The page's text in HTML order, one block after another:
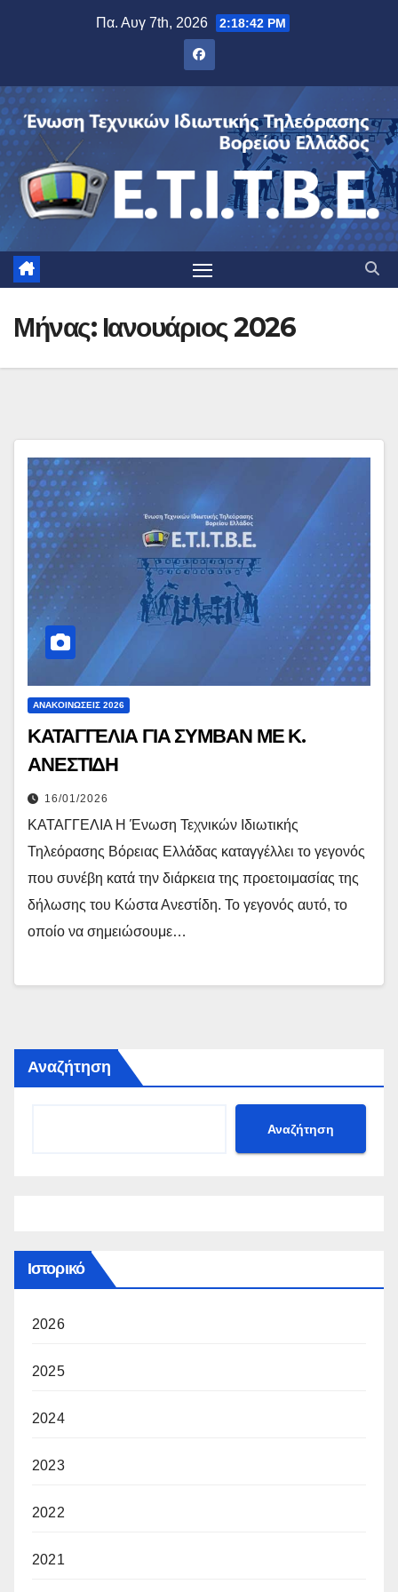
Πα. Αυγ 7th, 2026 2:18:43 PM
Μήνας: Ιανουάριος 2026
ΑΝΑΚΟΙΝΏΣΕΙΣ 2026
ΚΑΤΑΓΓΕΛΙΑ ΓΙΑ ΣΥΜΒΑΝ ΜΕ Κ.
ΑΝΕΣΤΙΔΗ
16/01/2026
ΚΑΤΑΓΓΕΛΙΑ Η Ένωση Τεχνικών Ιδιωτικής
Τηλεόρασης Βόρειας Ελλάδας καταγγέλλει το γεγονός
που συνέβη κατά την διάρκεια της προετοιμασίας της
δήλωσης του Κώστα Ανεστίδη. Το γεγονός αυτό, το
οποίο να σημειώσουμε…
Αναζήτηση
Αναζήτηση
Ιστορικό
2026
2025
2024
2023
2022
2021